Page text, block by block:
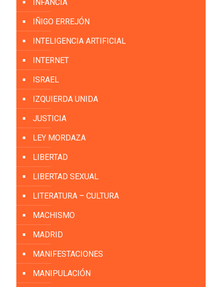
INFANCIA
IÑIGO ERREJÓN
INTELIGENCIA ARTIFICIAL
INTERNET
ISRAEL
IZQUIERDA UNIDA
JUSTICIA
LEY MORDAZA
LIBERTAD
LIBERTAD SEXUAL
LITERATURA – CULTURA
MACHISMO
MADRID
MANIFESTACIONES
MANIPULACIÓN